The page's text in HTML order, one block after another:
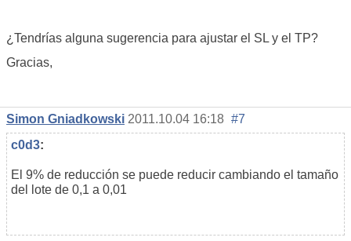
¿Tendrías alguna sugerencia para ajustar el SL y el TP?
Gracias,
Simon Gniadkowski 2011.10.04 16:18 #7
c0d3:
El 9% de reducción se puede reducir cambiando el tamaño
del lote de 0,1 a 0,01